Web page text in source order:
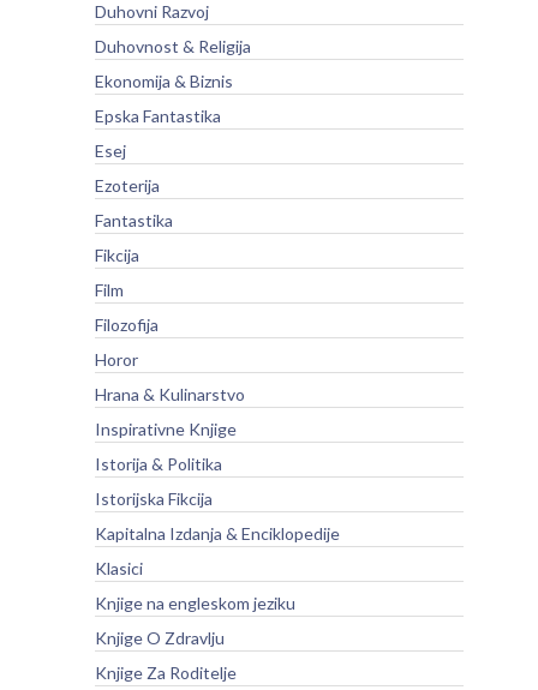
Duhovni Razvoj
Duhovnost & Religija
Ekonomija & Biznis
Epska Fantastika
Esej
Ezoterija
Fantastika
Fikcija
Film
Filozofija
Horor
Hrana & Kulinarstvo
Inspirativne Knjige
Istorija & Politika
Istorijska Fikcija
Kapitalna Izdanja & Enciklopedije
Klasici
Knjige na engleskom jeziku
Knjige O Zdravlju
Knjige Za Roditelje